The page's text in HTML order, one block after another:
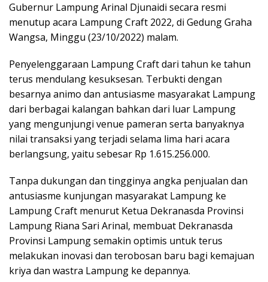
Gubernur Lampung Arinal Djunaidi secara resmi
menutup acara Lampung Craft 2022, di Gedung Graha
Wangsa, Minggu (23/10/2022) malam.
Penyelenggaraan Lampung Craft dari tahun ke tahun
terus mendulang kesuksesan. Terbukti dengan
besarnya animo dan antusiasme masyarakat Lampung
dari berbagai kalangan bahkan dari luar Lampung
yang mengunjungi venue pameran serta banyaknya
nilai transaksi yang terjadi selama lima hari acara
berlangsung, yaitu sebesar Rp 1.615.256.000.
Tanpa dukungan dan tingginya angka penjualan dan
antusiasme kunjungan masyarakat Lampung ke
Lampung Craft menurut Ketua Dekranasda Provinsi
Lampung Riana Sari Arinal, membuat Dekranasda
Provinsi Lampung semakin optimis untuk terus
melakukan inovasi dan terobosan baru bagi kemajuan
kriya dan wastra Lampung ke depannya.